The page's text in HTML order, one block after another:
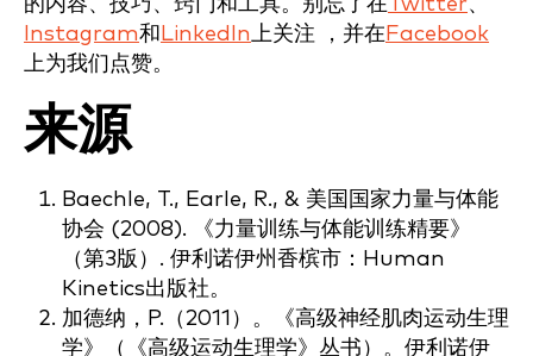
的内容、技巧、窍门和工具。别忘了在Twitter、
Instagram和 LinkedIn上关注 ，并在 Facebook
上为我们点赞。
来源
Baechle, T., Earle, R., & 美国国家力量与体能
协会 (2008). 《力量训练与体能训练精要》
（第3版）. 伊利诺伊州香槟市：Human
Kinetics出版社。
加德纳，P.（2011）。《高级神经肌肉运动生理
学》（《高级运动生理学》丛书）。伊利诺伊